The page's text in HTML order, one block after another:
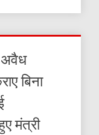
अवैध
बिना
मंत्री